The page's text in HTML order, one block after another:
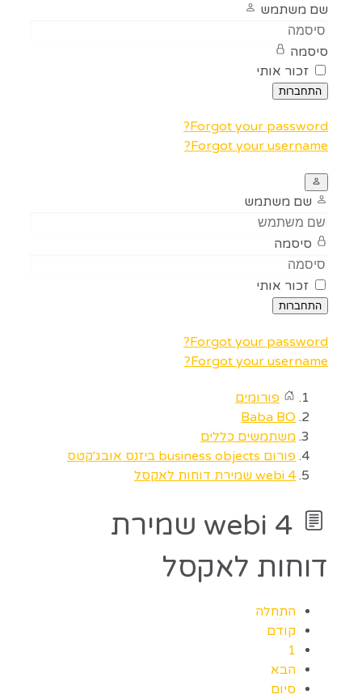
שם משתמש
סיסמה
זכור אותי
התחברות
Forgot your password?
Forgot your username?
שם משתמש
סיסמה
זכור אותי
התחברות
Forgot your password?
Forgot your username?
פורומים
Baba BO
משתמשים כללים
פורום business objects ביזנס אובג'קטס
webi 4 שמירת דוחות לאקסל
webi 4 שמירת
דוחות לאקסל
התחלה
קודם
1
הבא
סיום